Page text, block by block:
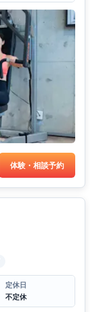
体験・相談予約
定休日
不定休